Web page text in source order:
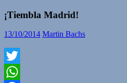
¡Tiembla Madrid!
13/10/2014 Martin Bachs
Twitter